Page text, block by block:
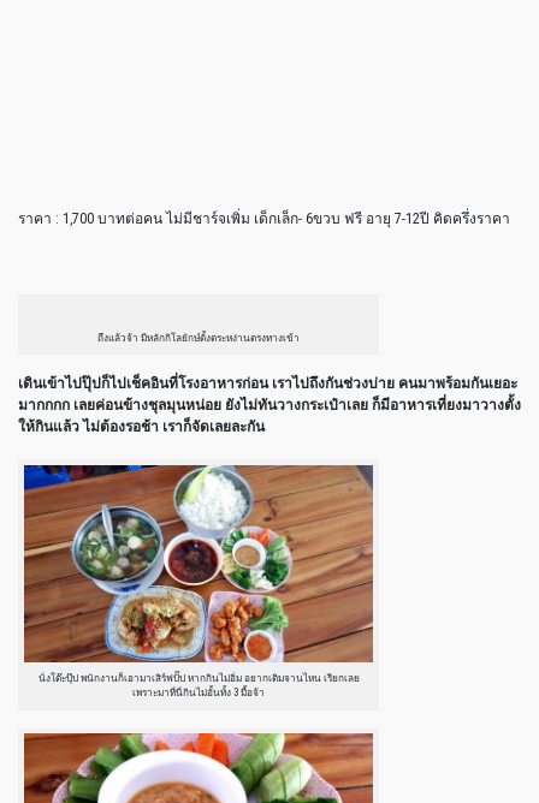
ราคา : 1,700 บาทต่อคน ไม่มีชาร์จเพิ่ม เด็กเล็ก- 6ขวบ ฟรี อายุ 7-12ปี คิดครึ่งราคา
ถึงแล้วจ้า มีหลักกิโลยักษ์ตั้งตระหง่านตรงทางเข้า
เดินเข้าไปปุ๊ปก็ไปเช็คอินที่โรงอาหารก่อน เราไปถึงกันช่วงบ่าย คนมาพร้อมกันเยอะ
มากกกก เลยค่อนข้างชุลมุนหน่อย ยังไม่ทันวางกระเป๋าเลย ก็มีอาหารเที่ยงมาวางตั้ง
ให้กินแล้ว ไม่ต้องรอช้า เราก็จัดเลยละกัน
นั่งโต๊ะปุ๊ป พนักงานก็เอามาเสิร์ฟปั๊ป หากกินไม่อิ่ม อยากเติมจานไหน เรียกเลย
เพราะมาที่นี่กินไม่อั้นทั้ง 3 มื้อจ้า